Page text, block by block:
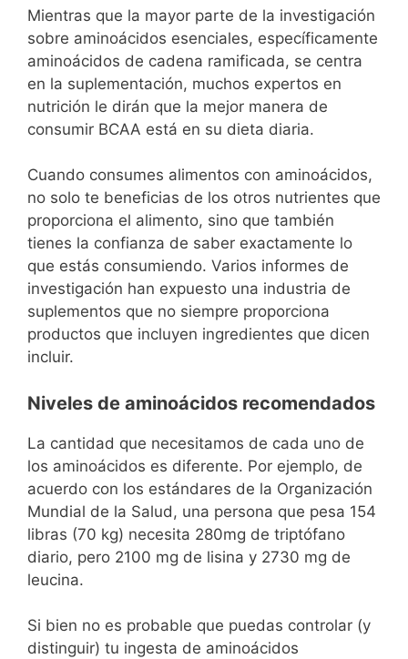
Mientras que la mayor parte de la investigación
sobre aminoácidos esenciales, específicamente
aminoácidos de cadena ramificada, se centra
en la suplementación, muchos expertos en
nutrición le dirán que la mejor manera de
consumir BCAA está en su dieta diaria.
Cuando consumes alimentos con aminoácidos,
no solo te beneficias de los otros nutrientes que
proporciona el alimento, sino que también
tienes la confianza de saber exactamente lo
que estás consumiendo. Varios informes de
investigación han expuesto una industria de
suplementos que no siempre proporciona
productos que incluyen ingredientes que dicen
incluir.
Niveles de aminoácidos recomendados
La cantidad que necesitamos de cada uno de
los aminoácidos es diferente. Por ejemplo, de
acuerdo con los estándares de la Organización
Mundial de la Salud, una persona que pesa 154
libras (70 kg) necesita 280mg de triptófano
diario, pero 2100 mg de lisina y 2730 mg de
leucina.
Si bien no es probable que puedas controlar (y
distinguir) tu ingesta de aminoácidos